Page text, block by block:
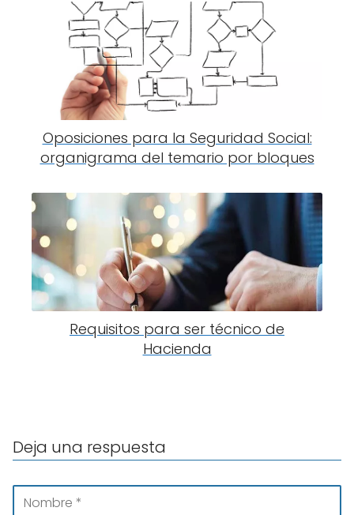
Oposiciones para la Seguridad Social:
organigrama del temario por bloques
Requisitos para ser técnico de
Hacienda
Deja una respuesta